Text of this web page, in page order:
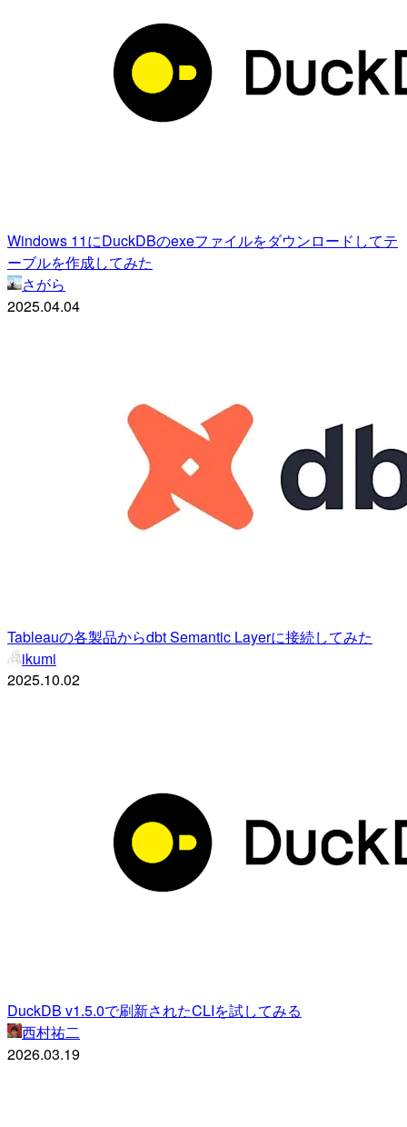
Windows 11にDuckDBのexeファイルをダウンロードしてテ
ーブルを作成してみた
さがら
2025.04.04
Tableauの各製品からdbt Semantic Layerに接続してみた
ikumi
2025.10.02
DuckDB v1.5.0で刷新されたCLIを試してみる
西村祐二
2026.03.19